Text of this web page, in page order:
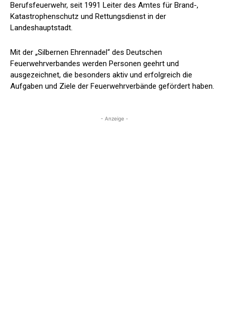
Berufsfeuerwehr, seit 1991 Leiter des Amtes für Brand-,
Katastrophenschutz und Rettungsdienst in der
Landeshauptstadt.
Mit der „Silbernen Ehrennadel“ des Deutschen
Feuerwehrverbandes werden Personen geehrt und
ausgezeichnet, die besonders aktiv und erfolgreich die
Aufgaben und Ziele der Feuerwehrverbände gefördert haben.
- Anzeige -